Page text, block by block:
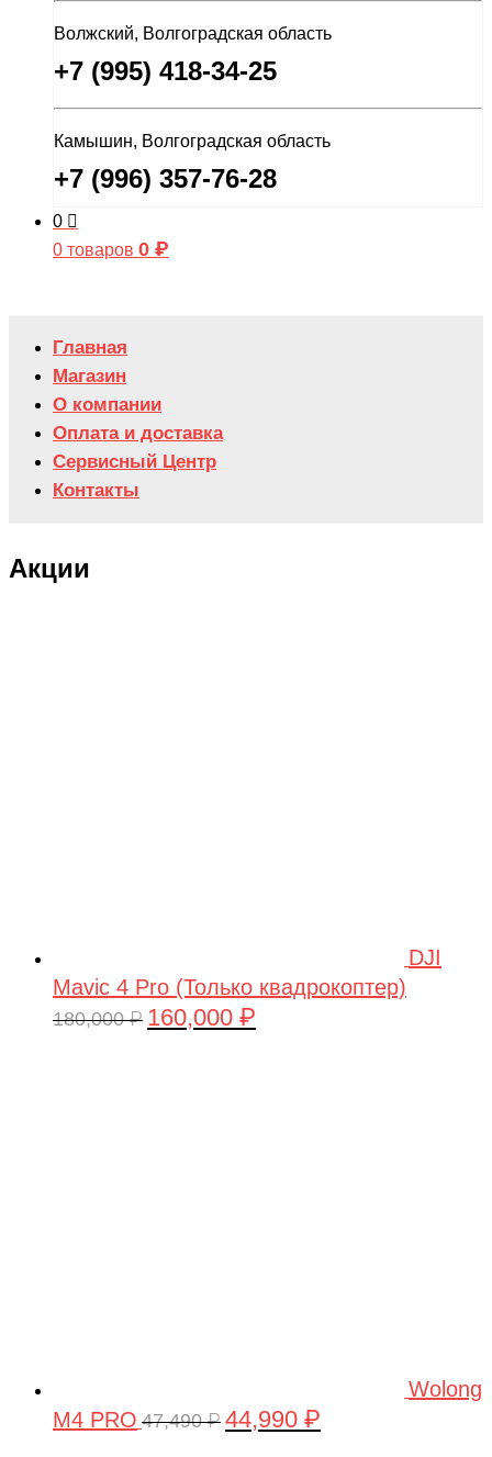
Волжский, Волгоградская область
+7 (995) 418-34-25
Камышин, Волгоградская область
+7 (996) 357-76-28
0
0 товаров 0 ₽
Главная
Магазин
О компании
Оплата и доставка
Сервисный Центр
Контакты
Акции
DJI
Mavic 4 Pro (Только квадрокоптер)
180,000₽ Первоначальная
160,000 ₽
Wolong
M4 PRO 47,490₽ Первоначальная
44,990 ₽